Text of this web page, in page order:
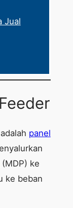
Jual
panel
(MDP) ke
ke beban